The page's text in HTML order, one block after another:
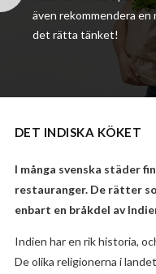
även rekommendera en
det rätta tänket!
DET INDISKA KÖKET
I många svenska städer
restauranger. De rätter
enbart en bråkdel av
Indien har en rik historia,
De olika religionerna i